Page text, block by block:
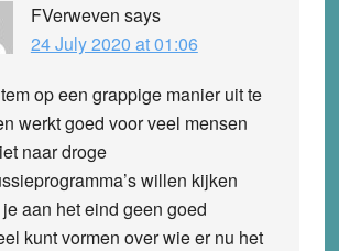
FVerweven says
24 July 2020 at 01:06
op een grappige manier uit te
werkt goed voor veel mensen
naar droge
willen kijken
aan het eind geen goed
kunt vormen over wie er nu het